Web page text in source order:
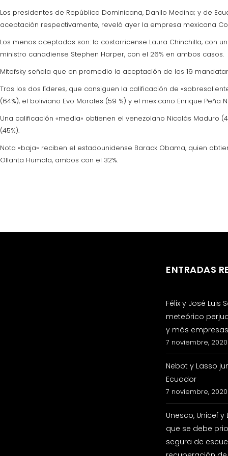
Los presidentes de República Dominicana, Danilo Medina; y de
aceptación respectivamente, reveló ayer la empresa mexicana
Los menos aceptados son: la costarricense Laura Chinchilla, con
ministro canadiense Stephen Harper, con el 26% en ambos casos.
Mitofsky señala que en promedio la aceptación de los 19
Tras los dos líderes, que consiguen la calificación de
(64%), el boliviano Evo Morales (59 %) y el mexicano Enrique Peña
Una calificación «media» obtienen el venezolano Nicolás Maduro
(45%).
Nota «baja» reciben el estadounidense Barack Obama, quien
Ollanta Humala, ambos con el 32%.
ENTRADAS
Félix y José Luis
meteórico
y más
7 noviembre, 2020
Nebot y Lasso
Ecuador
7 noviembre, 2020
Unesco, Unicef
que se debe
segura de